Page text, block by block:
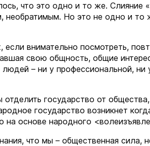
что это одно и то же. Слияние
необратимым. Но это не одно и то
внимательно посмотреть,
свою общность, общие
– ни у профессиональной, ни
государство от
государство возникнет
на основе народного
что мы – общественная сила,